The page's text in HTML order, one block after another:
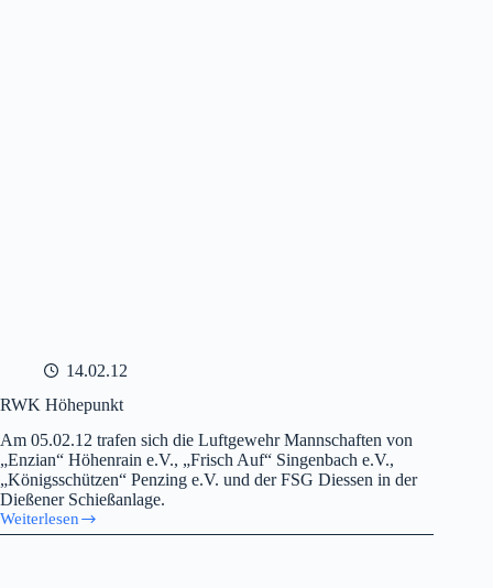
14.02.12
RWK Höhepunkt
Am 05.02.12 trafen sich die Luftgewehr Mannschaften von
„Enzian“ Höhenrain e.V., „Frisch Auf“ Singenbach e.V.,
„Königsschützen“ Penzing e.V. und der FSG Diessen in der
Dießener Schießanlage.
Weiterlesen
RWK